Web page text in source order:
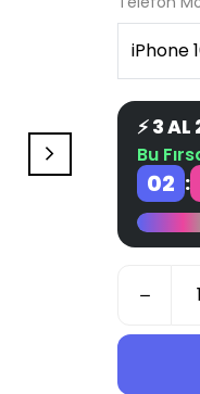
⚡ 3
Bu
02 :